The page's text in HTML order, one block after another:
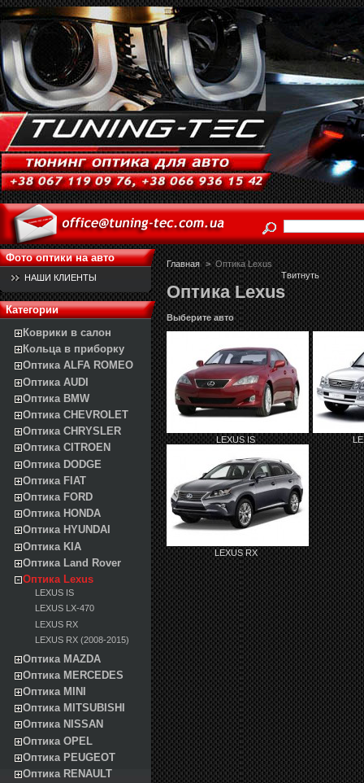
Фото оптики на авто
НАШИ КЛИЕНТЫ
Категории
Коврики в салон
Кольца в приборку
Оптика ALFA ROMEO
Оптика AUDI
Оптика BMW
Оптика CHEVROLET
Оптика CHRYSLER
Оптика CITROEN
Оптика DODGE
Оптика FIAT
Оптика FORD
Оптика HONDA
Оптика HYUNDAI
Оптика KIA
Оптика Land Rover
Оптика Lexus
LEXUS IS
LEXUS LX-470
LEXUS RX
LEXUS RX (2008-2015)
Оптика MAZDA
Оптика MERCEDES
Оптика MINI
Оптика MITSUBISHI
Оптика NISSAN
Оптика OPEL
Оптика PEUGEOT
Оптика RENAULT
Главная > Оптика Lexus
Твитнуть
Оптика Lexus
Выберите авто
LEXUS IS
LEXUS RX